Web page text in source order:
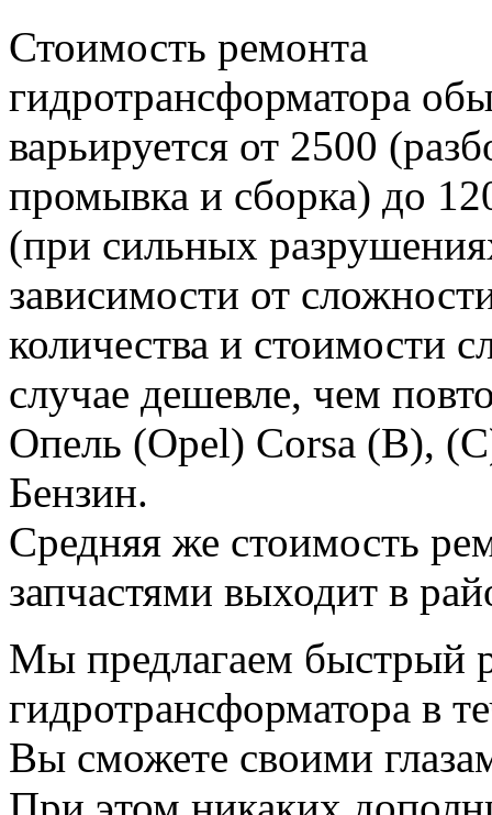
Стоимость ремонта
гидротрансформатора
варьируется от 2500
промывка и сборка) до
(при сильных
зависимости от
количества и стоимости
случае дешевле, чем
Опель (Opel) Corsa (B),
Бензин.
Средняя же стоимость
запчастями выходит в
Мы предлагаем быстрый
гидротрансформатора в
Вы сможете своими